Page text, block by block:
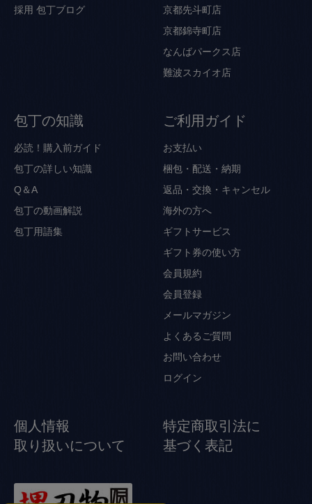
採用 包丁ブログ
京都先斗町店
京都錦寺町店
なんばパークス店
難波スカイオ店
包丁の知識
必読！購入前ガイド
包丁の詳しい知識
Q＆A
包丁の動画解説
包丁用語集
ご利用ガイド
お支払い
梱包・配送・納期
返品・交換・キャンセル
海外の方へ
ギフトサービス
ギフト券の使い方
会員規約
会員登録
メールマガジン
よくあるご質問
お問い合わせ
ログイン
個人情報
取り扱いについて
特定商取引法に
基づく表記